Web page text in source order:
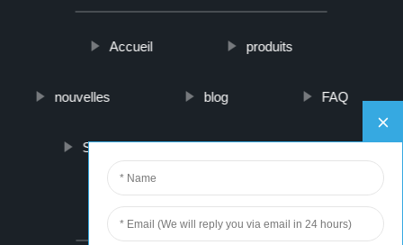
Accueil produits
nouvelles blog FAQ
Sur nous contactez-nous
PARTNER COMPANY